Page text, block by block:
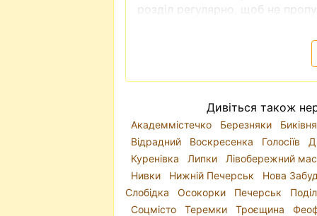
розділ регулярно, щоб не
Дивіться також
Академмістечко Березняки Биківня
Відрадний
Воскресенка Голосіїв
Куренівка
Липки Лівобережний
Нивки
Нижній Печерськ Нова
Слобідка
Осокорки Печерськ Поділ
Соцмісто
Теремки Троєщина